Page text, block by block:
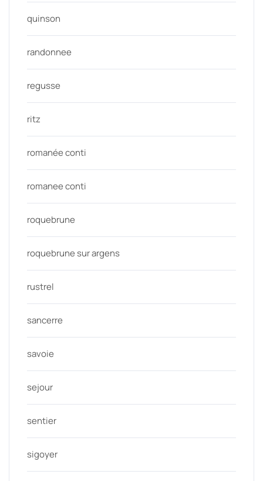
quinson
randonnee
regusse
ritz
romanée conti
romanee conti
roquebrune
roquebrune sur argens
rustrel
sancerre
savoie
sejour
sentier
sigoyer